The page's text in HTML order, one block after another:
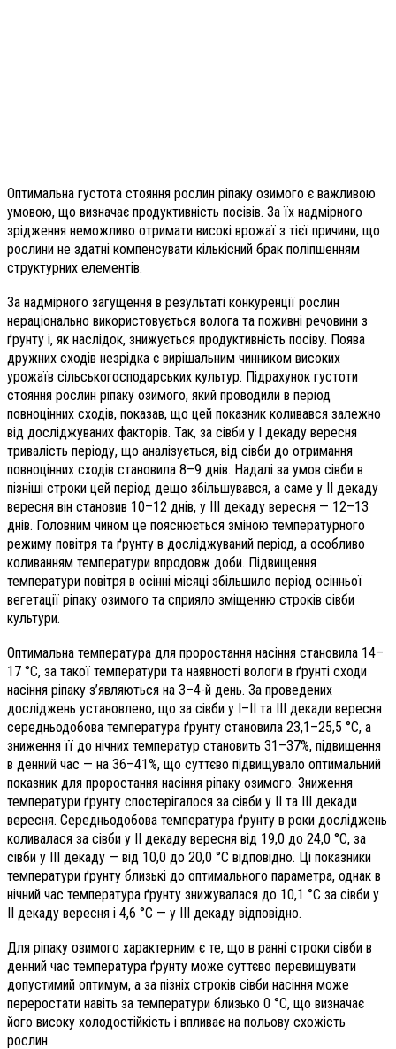
Оптимальна густота стояння рослин ріпаку озимого є важливою
умовою, що визначає продуктивність посівів. За їх надмірного
зрідження неможливо отримати високі врожаї з тієї причини, що
рослини не здатні компенсувати кількісний брак поліпшенням
структурних елементів.
За надмірного загущення в результаті конкуренції рослин
нераціонально використовується волога та поживні речовини з
ґрунту і, як наслідок, знижується продуктивність посіву. Поява
дружних сходів незрідка є вирішальним чинником високих
урожаїв сільськогосподарських культур. Підрахунок густоти
стояння рослин ріпаку озимого, який проводили в період
повноцінних сходів, показав, що цей показник коливався залежно
від досліджуваних факторів. Так, за сівби у І декаду вересня
тривалість періоду, що аналізується, від сівби до отримання
повноцінних сходів становила 8–9 днів. Надалі за умов сівби в
пізніші строки цей період дещо збільшувався, а саме у ІІ декаду
вересня він становив 10–12 днів, у ІІІ декаду вересня — 12–13
днів. Головним чином це пояснюється зміною температурного
режиму повітря та ґрунту в досліджуваний період, а особливо
коливанням температури впродовж доби. Підвищення
температури повітря в осінні місяці збільшило період осінньої
вегетації ріпаку озимого та сприяло зміщенню строків сівби
культури.
Оптимальна температура для проростання насіння становила 14–
17 °C, за такої температури та наявності вологи в ґрунті сходи
насіння ріпаку з’являються на 3–4-й день. За проведених
досліджень установлено, що за сівби у I–II та III декади вересня
середньодобова температура ґрунту становила 23,1–25,5 °C, а
зниження її до нічних температур становить 31–37%, підвищення
в денний час — на 36–41%, що суттєво підвищувало оптимальний
показник для проростання насіння ріпаку озимого. Зниження
температури ґрунту спостерігалося за сівби у II та III декади
вересня. Середньодобова температура ґрунту в роки досліджень
коливалася за сівби у II декаду вересня від 19,0 до 24,0 °C, за
сівби у III декаду — від 10,0 до 20,0 °C відповідно. Ці показники
температури ґрунту близькі до оптимального параметра, однак в
нічний час температура ґрунту знижувалася до 10,1 °C за сівби у
II декаду вересня i 4,6 °C — у III декаду відповідно.
Для ріпаку озимого характерним є те, що в ранні строки сівби в
денний час температура ґрунту може суттєво перевищувати
допустимий оптимум, а за пізніх строків сівби насіння може
переростати навіть за температури близько 0 °C, що визначає
його високу холодостійкість і впливає на польову схожість
рослин.